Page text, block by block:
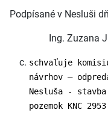
Podpísané v Nesluši
Ing. Zuzana
schvaľuje
návrhov –
Nesluša -
pozemok KNC